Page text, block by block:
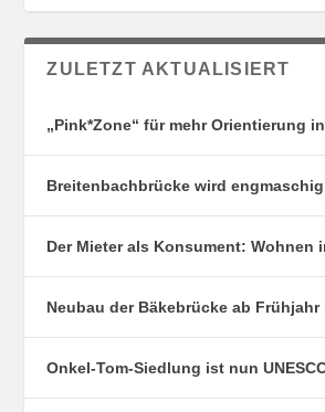
ZULETZT AKTUALISIERT
„Pink*Zone“ für mehr Orientierung
Breitenbachbrücke wird
Der Mieter als Konsument: Wohnen
Neubau der Bäkebrücke ab Frühjahr
Onkel-Tom-Siedlung ist nun